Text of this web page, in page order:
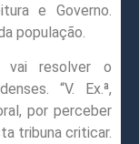
e Governo.
população.
vai resolver o
“V. Ex.ª,
por perceber
tribuna criticar.